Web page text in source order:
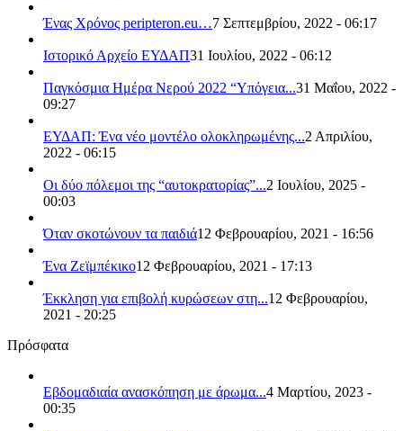
Ένας Χρόνος peripteron.eu…7 Σεπτεμβρίου, 2022 - 06:17
Ιστορικό Αρχείο ΕΥΔΑΠ31 Ιουλίου, 2022 - 06:12
Παγκόσμια Ημέρα Νερού 2022 “Υπόγεια...31 Μαΐου, 2022 -
09:27
ΕΥΔΑΠ: Ένα νέο μοντέλο ολοκληρωμένης...2 Απριλίου,
2022 - 06:15
Οι δύο πόλεμοι της “αυτοκρατορίας”...2 Ιουλίου, 2025 -
00:03
Όταν σκοτώνουν τα παιδιά12 Φεβρουαρίου, 2021 - 16:56
Ένα Ζεϊμπέκικο12 Φεβρουαρίου, 2021 - 17:13
Έκκληση για επιβολή κυρώσεων στη...12 Φεβρουαρίου,
2021 - 20:25
Πρόσφατα
Εβδομαδιαία ανασκόπηση με άρωμα...4 Μαρτίου, 2023 -
00:35